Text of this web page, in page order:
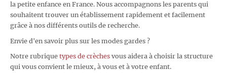
la petite enfance en France. Nous accompagnons les parents qui
souhaitent trouver un établissement rapidement et facilement
grâce à nos différents outils de recherche.
Envie d'en savoir plus sur les modes gardes ?
Notre rubrique types de crèches vous aidera à choisir la structure
qui vous convient le mieux, à vous et à votre enfant.